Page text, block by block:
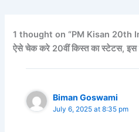
1 thought on “PM Kisan 20th
ऐसे चेक करे 20वीं किस्त का स्टेटस,
Biman Goswami
July 6, 2025 at 8:35 pm